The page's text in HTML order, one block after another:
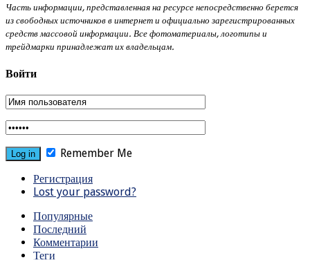
Часть информации, представленная на ресурсе непосредственно берется
из свободных источников в интернет и официально зарегистрированных
средств массовой информации. Все фотоматериалы, логотипы и
трейдмарки принадлежат их владельцам.
Войти
Remember Me
Регистрация
Lost your password?
Популярные
Последний
Комментарии
Теги